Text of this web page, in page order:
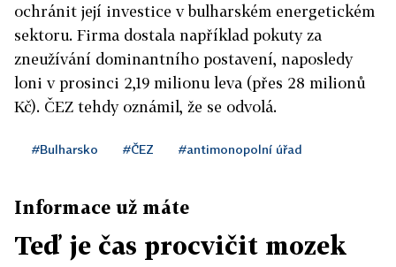
ochránit její investice v bulharském energetickém
sektoru. Firma dostala například pokuty za
zneužívání dominantního postavení, naposledy
loni v prosinci 2,19 milionu leva (přes 28 milionů
Kč). ČEZ tehdy oznámil, že se odvolá.
#Bulharsko #ČEZ #antimonopolní úřad
Informace už máte
Teď je čas procvičit mozek